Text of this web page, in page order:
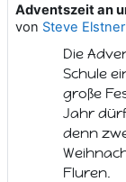
Adventszeit an
von Steve Elstner
Anzahl
Die
Schule
große
Jahr
denn
Fluren.